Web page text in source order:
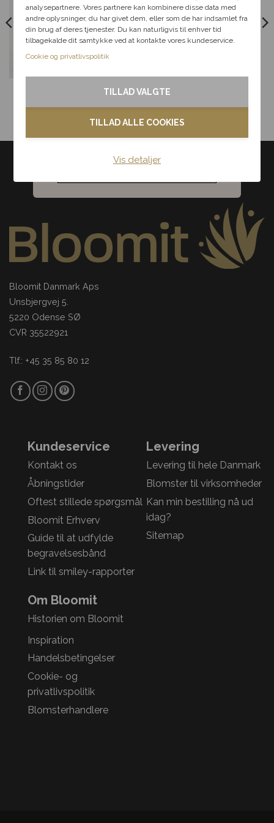
analysepartnere. Vores partnere kan kombinere disse data med
andre oplysninger, du har givet dem, eller som de har indsamlet fra
din brug af deres tjenester. Du kan naturligvis til enhver tid
tilbagekalde dit samtykke ved at kontakte vores kundeservice.
Cookie og privatlivspolitik
TILLAD ALLE COOKIES
TILLAD VALGTE
Vis detaljer
3 stk. Blomsternæring
Bloomit Danmark Aps
Unsbjergvej 5.
5220 Odense SØ
CVR 35522921
Tlf.: +45 35 85 80 12
Kundeservice
Kontakt os
Åbningstider
Oftest stillede spørgsmål
Bloomit Erhverv
Guide til at udfylde
begravelsesbånd
Link til smiley-rapporter
Levering
Levering til hele Danmark
Blomster til virksomheder
Kan min bestilling nå ud
idag?
Sitemap
Om Bloomit
Historien om Bloomit
Inspiration
Handelsbetingelser
Cookie- og
privatlivspolitik
Blomsterhandlere
Fødselsdag
Kondolence
Blomster til hjemmet